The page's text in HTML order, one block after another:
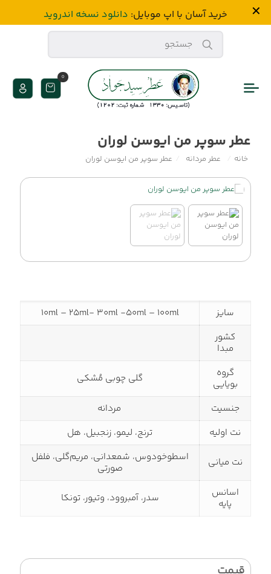
خرید آسان‌ با اپ موبایل: دانلود نسخه اندروید ✕
0
عطر سوپر من ایوسن لوران
خانه / عطر مردانه / عطر سوپر من ایوسن لوران
سایز
10ml – 25ml- 30ml -50ml – 100ml
کشور
مبدا
گروه
بویایی
گلی چوبی مُشکی
جنسیت
مردانه
نت اولیه
ترنج، لیمو، زنجبیل، هل
نت میانی
اسطوخودوس، شمعدانی، مریم‌گلی، فلفل
صورتی
اسانس
پایه
سدر، آمبروود، وتیور، تونکا
قیمت